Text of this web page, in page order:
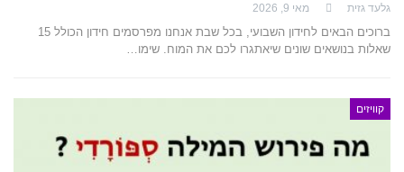
גלעד גזית מאי 9, 2026
ברוכים הבאים לחידון השבועי, בכל שבת אנחנו מפרסמים חידון הכולל 15
שאלות בנושאים שונים שיאתגרו לכם את המוח. שימו…
קוויזים